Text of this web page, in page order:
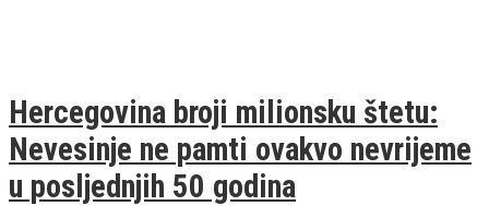
Hercegovina broji milionsku štetu:
Nevesinje ne pamti ovakvo nevrijeme
u posljednjih 50 godina